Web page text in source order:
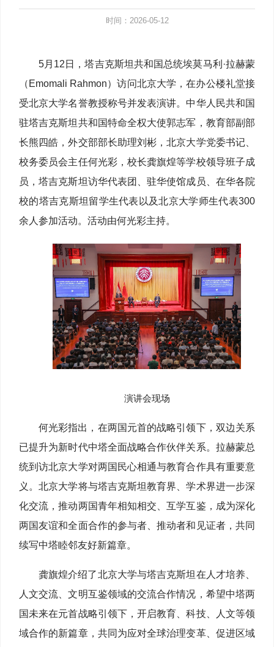
时间：2026-05-12
5月12日，塔吉克斯坦共和国总统埃莫马利·拉赫蒙
（Emomali Rahmon）访问北京大学，在办公楼礼堂接
受北京大学名誉教授称号并发表演讲。中华人民共和国
驻塔吉克斯坦共和国特命全权大使郭志军， 教育部副部
长熊四皓，外交部部长助理刘彬，北京大学党委书记、
校务委员会主任何光彩，校长龚旗煌等学校领导班子成
员，塔吉克斯坦访华代表团、驻华使馆成员、在华各院
校的塔吉克斯坦留学生代表以及北京大学师生代表300
余人参加活动。活动由何光彩主持。
演讲会现场
何光彩指出，在两国元首的战略引领下，双边关系
已提升为新时代中塔全面战略合作伙伴关系。拉赫蒙总
统到访北京大学对两国民心相通与教育合作具有重要意
义。北京大学将与塔吉克斯坦教育界、学术界进一步深
化交流，推动两国青年相知相交、互学互鉴，成为深化
两国友谊和全面合作的参与者、推动者和见证者，共同
续写中塔睦邻友好新篇章。
龚旗煌介绍了北京大学与塔吉克斯坦在人才培养、
人文交流、文明互鉴领域的交流合作情况，希望中塔两
国未来在元首战略引领下，开启教育、科技、人文等领
域合作的新篇章，共同为应对全球治理变革、促进区域